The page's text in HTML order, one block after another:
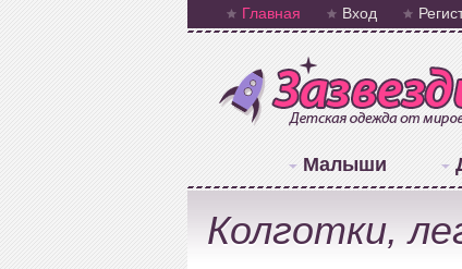
Главная Вход
Малыши
Колготки,